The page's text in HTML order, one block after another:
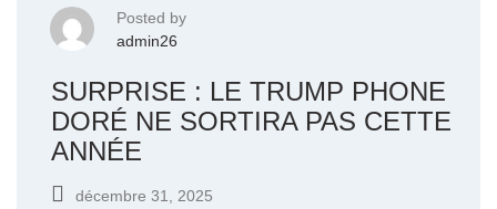
Posted by
admin26
SURPRISE : LE TRUMP PHONE
DORÉ NE SORTIRA PAS CETTE
ANNÉE
décembre 31, 2025